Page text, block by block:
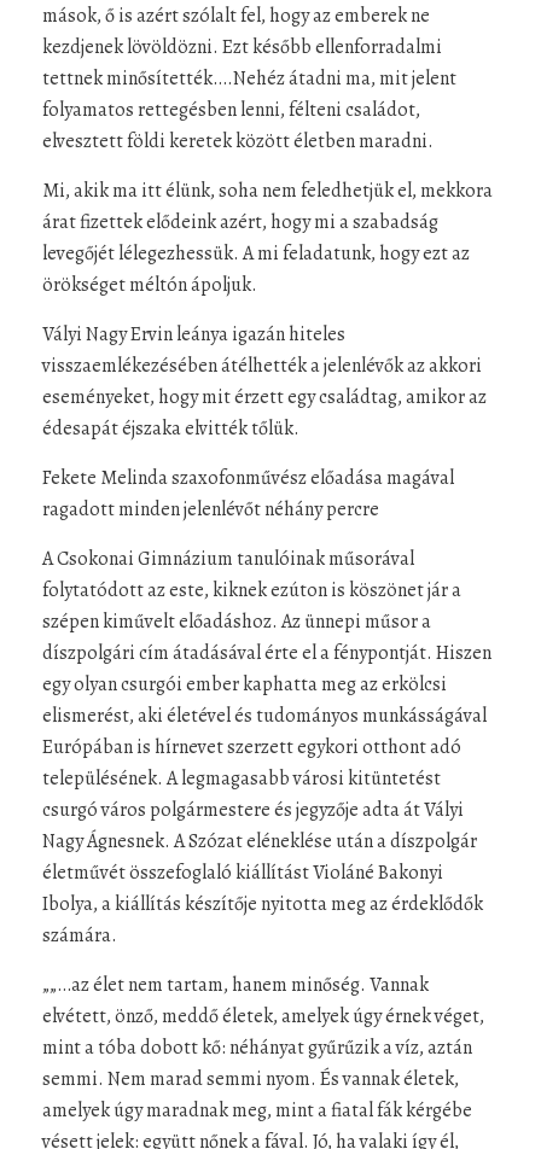
mások, ő is azért szólalt fel, hogy az emberek ne
kezdjenek lövöldözni. Ezt később ellenforradalmi
tettnek minősítették….Nehéz átadni ma, mit jelent
folyamatos rettegésben lenni, félteni családot,
elvesztett földi keretek között életben maradni.
Mi, akik ma itt élünk, soha nem feledhetjük el, mekkora
árat fizettek elődeink azért, hogy mi a szabadság
levegőjét lélegezhessük. A mi feladatunk, hogy ezt az
örökséget méltón ápoljuk.
Vályi Nagy Ervin leánya igazán hiteles
visszaemlékezésében átélhették a jelenlévők az akkori
eseményeket, hogy mit érzett egy családtag, amikor az
édesapát éjszaka elvitték tőlük.
Fekete Melinda szaxofonművész előadása magával
ragadott minden jelenlévőt néhány percre
A Csokonai Gimnázium tanulóinak műsorával
folytatódott az este, kiknek ezúton is köszönet jár a
szépen kiművelt előadáshoz. Az ünnepi műsor a
díszpolgári cím átadásával érte el a fénypontját. Hiszen
egy olyan csurgói ember kaphatta meg az erkölcsi
elismerést, aki életével és tudományos munkásságával
Európában is hírnevet szerzett egykori otthont adó
településének. A legmagasabb városi kitüntetést
csurgó város polgármestere és jegyzője adta át Vályi
Nagy Ágnesnek. A Szózat eléneklése után a díszpolgár
életművét összefoglaló kiállítást Violáné Bakonyi
Ibolya, a kiállítás készítője nyitotta meg az érdeklődők
számára.
„„…az élet nem tartam, hanem minőség. Vannak
elvétett, önző, meddő életek, amelyek úgy érnek véget,
mint a tóba dobott kő: néhányat gyűrűzik a víz, aztán
semmi. Nem marad semmi nyom. És vannak életek,
amelyek úgy maradnak meg, mint a fiatal fák kérgébe
vésett jelek: együtt nőnek a fával. Jó, ha valaki így él,